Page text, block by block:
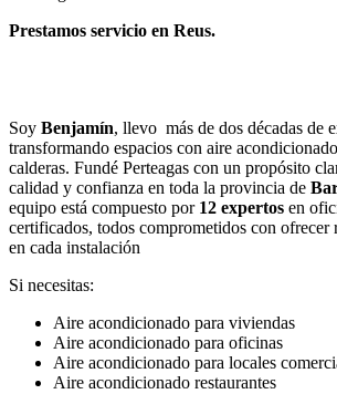
Prestamos servicio en Reus.
Soy Benjamín, llevo más de dos décadas de
transformando espacios con aire
calderas. Fundé Perteagas con un propósito
calidad y confianza en toda la provincia de
equipo está compuesto por 12 expertos en
certificados, todos comprometidos con ofrecer
en cada instalación
Si necesitas:
Aire acondicionado para viviendas
Aire acondicionado para oficinas
Aire acondicionado para locales
Aire acondicionado restaurantes